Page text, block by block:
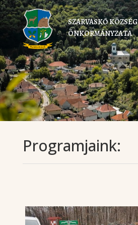
SZARVASKŐ KÖZSÉG
ÖNKORMÁNYZATA
Programjaink: